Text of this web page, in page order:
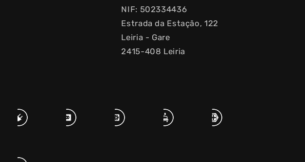
NIF: 502334436
Estrada da Estação, 122
Leiria - Gare
2415-408 Leiria